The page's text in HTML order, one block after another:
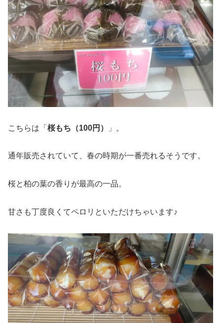
こちらは「 桜もち（100円） 」。
通年販売されていて、春の時期が一番売れるそうです。
桜と柏の葉の香りが最高の一品。
甘さも丁度良くてペロリといただけちゃいます♪